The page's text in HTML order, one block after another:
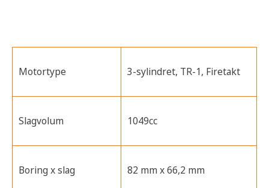
Motortype 3-sylindret, TR-1, Firetakt
Slagvolum 1049cc
Boring x slag 82 mm x 66,2 mm